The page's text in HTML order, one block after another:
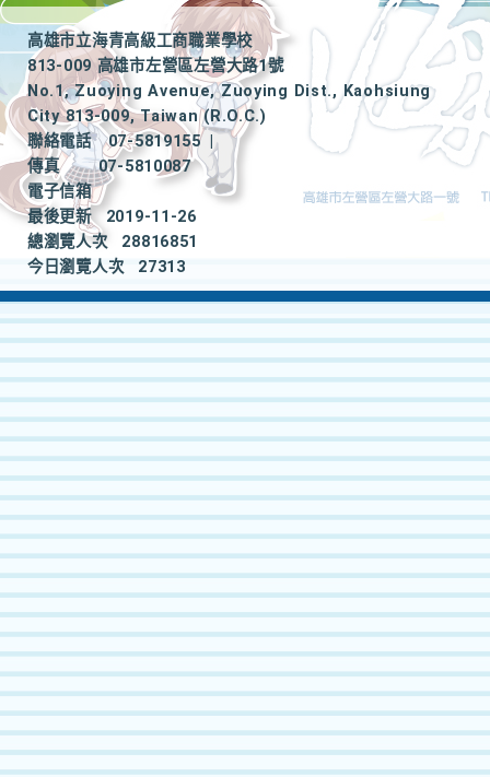
高雄市立海青高級工商職業學校
813-009 高雄市左營區左營大路1號
No.1, Zuoying Avenue, Zuoying Dist., Kaohsiung
City 813-009, Taiwan (R.O.C.)
聯絡電話
07-5819155
|
傳真
07-5810087
電子信箱
最後更新
2019-11-26
總瀏覽人次
28816851
今日瀏覽人次
27313